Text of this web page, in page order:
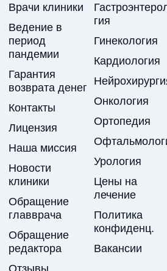
Врачи клиники
Ведение в
период
пандемии
Гарантия
возврата денег
Контакты
Лицензия
Наша миссия
Новости
клиники
Обращение
главврача
Обращение
редактора
Отзывы
гия
Гинекология
Кардиология
Онкология
Ортопедия
Урология
Цены на
лечение
Политика
конфиденц.
Вакансии